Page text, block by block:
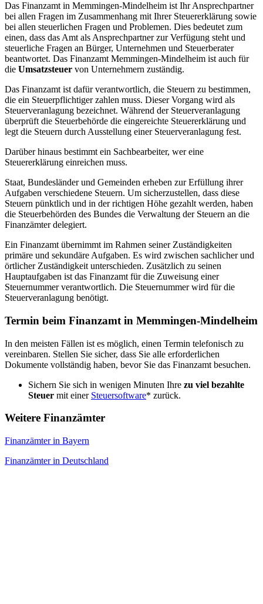
Das Finanzamt in Memmingen-Mindelheim ist Ihr Ansprechpartner
bei allen Fragen im Zusammenhang mit Ihrer Steuererklärung sowie
bei allen steuerlichen Fragen und Problemen. Dies bedeutet zum
einen, dass das Amt als Ansprechpartner zur Verfügung steht und
steuerliche Fragen an Bürger, Unternehmen und Steuerberater
beantwortet. Das Finanzamt Memmingen-Mindelheim ist auch für
die Umsatzsteuer von Unternehmern zuständig.
Das Finanzamt ist dafür verantwortlich, die Steuern zu bestimmen,
die ein Steuerpflichtiger zahlen muss. Dieser Vorgang wird als
Steuerveranlagung bezeichnet. Während der Steuerveranlagung
überprüft die Steuerbehörde die eingereichte Steuererklärung und
legt die Steuern durch Ausstellung einer Steuerveranlagung fest.
Darüber hinaus bestimmt ein Sachbearbeiter, wer eine
Steuererklärung einreichen muss.
Staat, Bundesländer und Gemeinden erheben zur Erfüllung ihrer
Aufgaben verschiedene Steuern. Um sicherzustellen, dass diese
Steuern pünktlich und in der richtigen Höhe gezahlt werden, haben
die Steuerbehörden des Bundes die Verwaltung der Steuern an die
Finanzämter delegiert.
Ein Finanzamt übernimmt im Rahmen seiner Zuständigkeiten
primäre und sekundäre Aufgaben. Es wird zwischen sachlicher und
örtlicher Zuständigkeit unterschieden. Zusätzlich zu seinen
Hauptaufgaben ist das Finanzamt für die Zuweisung einer
Steuernummer verantwortlich. Die Steuernummer wird für die
Steuerveranlagung benötigt.
Termin beim Finanzamt in Memmingen-Mindelheim
In den meisten Fällen ist es möglich, einen Termin telefonisch zu
vereinbaren. Stellen Sie sicher, dass Sie alle erforderlichen
Dokumente vollständig haben, bevor Sie das Finanzamt besuchen.
Sichern Sie sich in wenigen Minuten Ihre zu viel bezahlte
Steuer mit einer Steuersoftware* zurück.
Weitere Finanzämter
Finanzämter in Bayern
Finanzämter in Deutschland